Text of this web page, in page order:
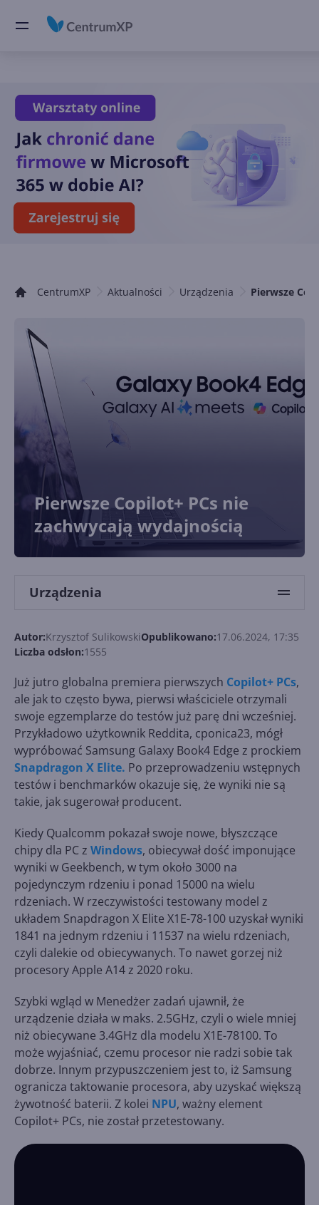
CentrumXP Aktualności Urządzenia Pierwsze
Pierwsze Copilot+ PCs nie
zachwycają wydajnością
Urządzenia
Autor:Krzysztof SulikowskiOpublikowano:17.06.2024, 17:35
Liczba odsłon:1555
Już jutro globalna premiera pierwszych Copilot+ PCs,
ale jak to często bywa, pierwsi właściciele otrzymali
swoje egzemplarze do testów już parę dni wcześniej.
Przykładowo użytkownik Reddita, cponica23, mógł
wypróbować Samsung Galaxy Book4 Edge z prockiem
Snapdragon X Elite. Po przeprowadzeniu wstępnych
testów i benchmarków okazuje się, że wyniki nie są
takie, jak sugerował producent.
Kiedy Qualcomm pokazał swoje nowe, błyszczące
chipy dla PC z Windows, obiecywał dość imponujące
wyniki w Geekbench, w tym około 3000 na
pojedynczym rdzeniu i ponad 15000 na wielu
rdzeniach. W rzeczywistości testowany model z
układem Snapdragon X Elite X1E-78-100 uzyskał wyniki
1841 na jednym rdzeniu i 11537 na wielu rdzeniach,
czyli dalekie od obiecywanych. To nawet gorzej niż
procesory Apple A14 z 2020 roku.
Szybki wgląd w Menedżer zadań ujawnił, że
urządzenie działa w maks. 2.5GHz, czyli o wiele mniej
niż obiecywane 3.4GHz dla modelu X1E-78100. To
może wyjaśniać, czemu procesor nie radzi sobie tak
dobrze. Innym przypuszczeniem jest to, iż Samsung
ogranicza taktowanie procesora, aby uzyskać większą
żywotność baterii. Z kolei NPU, ważny element
Copilot+ PCs, nie został przetestowany.